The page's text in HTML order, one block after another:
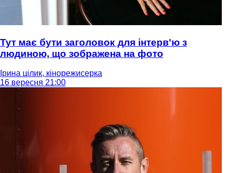
Тут має бути заголовок для інтерв'ю з
людиною, що зображена на фото
Ірина цілик, кінорежисерка
16 вересня 21:00